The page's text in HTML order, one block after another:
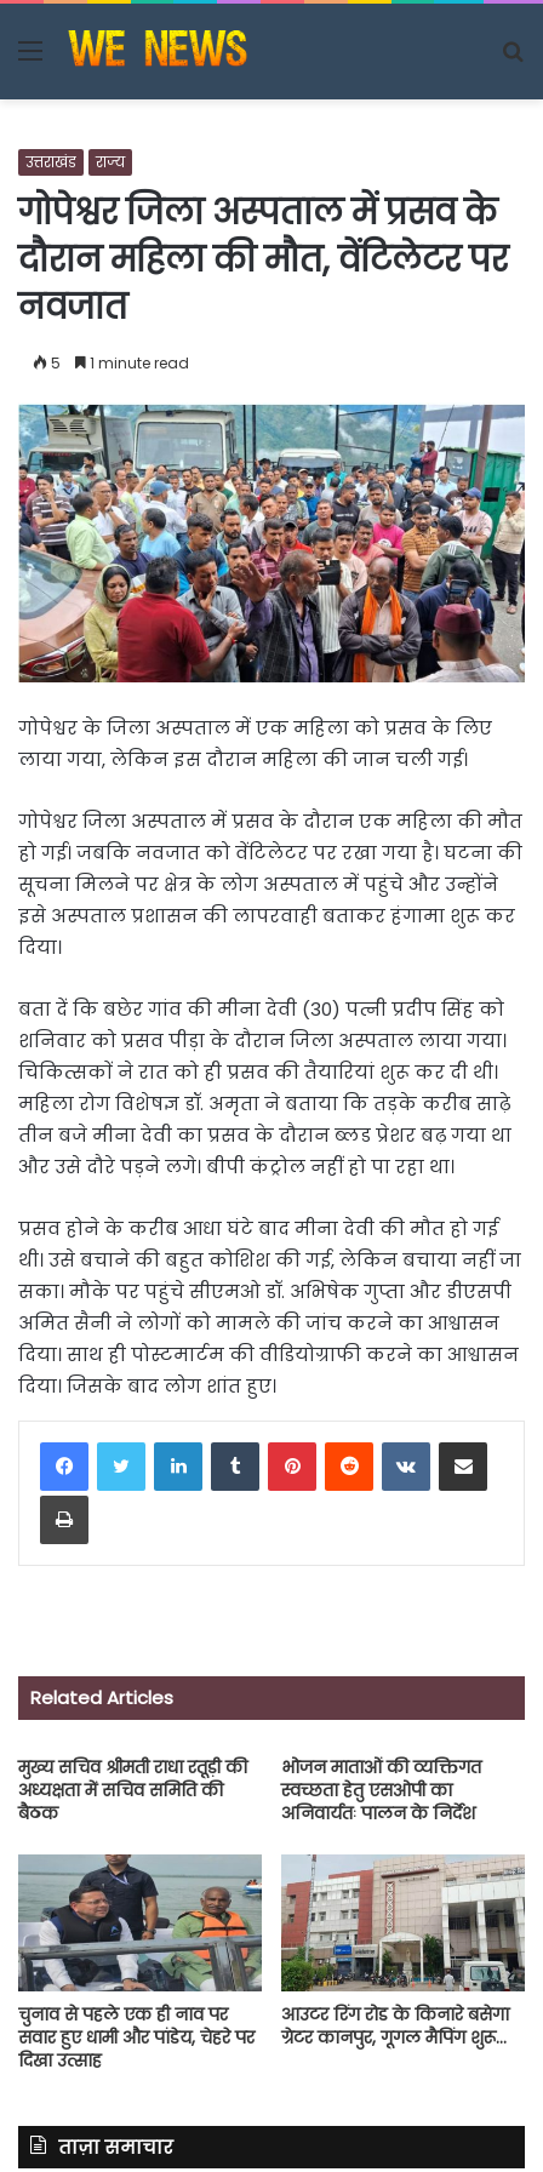
Menu
उत्तराखंड राज्य
गोपेश्वर जिला अस्पताल में प्रसव के
दौरान महिला की मौत, वेंटिलेटर पर
नवजात
5 1 minute read
गोपेश्वर के जिला अस्पताल में एक महिला को प्रसव के लिए
लाया गया, लेकिन इस दौरान महिला की जान चली गई।
गोपेश्वर जिला अस्पताल में प्रसव के दौरान एक महिला की मौत
हो गई। जबकि नवजात को वेंटिलेटर पर रखा गया है। घटना की
सूचना मिलने पर क्षेत्र के लोग अस्पताल में पहुंचे और उन्होंने
इसे अस्पताल प्रशासन की लापरवाही बताकर हंगामा शुरू कर
दिया।
बता दें कि बछेर गांव की मीना देवी (30) पत्नी प्रदीप सिंह को
शनिवार को प्रसव पीड़ा के दौरान जिला अस्पताल लाया गया।
चिकित्सकाें ने रात को ही प्रसव की तैयारियां शुरू कर दी थी।
महिला रोग विशेषज्ञ डॉ. अमृता ने बताया कि तड़के करीब साढ़े
तीन बजे मीना देवी का प्रसव के दौरान ब्लड प्रेशर बढ़ गया था
और उसे दौरे पड़ने लगे। बीपी कंट्रोल नहीं हो पा रहा था।
प्रसव होने के करीब आधा घंटे बाद मीना देवी की मौत हो गई
थी। उसे बचाने की बहुत कोशिश की गई, लेकिन बचाया नहीं जा
सका। मौके पर पहुंचे सीएमओ डॉ. अभिषेक गुप्ता और डीएसपी
अमित सैनी ने लोगों को मामले की जांच करने का आश्वासन
दिया। साथ ही पोस्टमार्टम की वीडियोग्राफी करने का आश्वासन
दिया। जिसके बाद लोग शांत हुए।
LinkedInTumblrPinterestReddit VKontakteShare via Email
Print
Related Articles
मुख्य सचिव श्रीमती राधा रतूड़ी की
अध्यक्षता में सचिव समिति की
बैठक
भोजन माताओं की व्यक्तिगत
स्वच्छता हेतु एसओपी का
अनिवार्यतः पालन के निर्देश
चुनाव से पहले एक ही नाव पर
सवार हुए धामी और पांडेय, चेहरे पर
दिखा उत्साह
आउटर रिंग रोड के किनारे बसेगा
ग्रेटर कानपुर, गूगल मैपिंग शुरू…
ताज़ा समाचार